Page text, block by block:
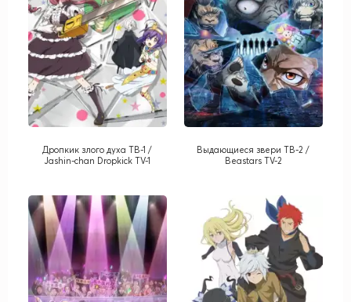
Дропкик злого духа ТВ-1 /
Jashin-chan Dropkick TV-1
Выдающиеся звери ТВ-2 /
Beastars TV-2